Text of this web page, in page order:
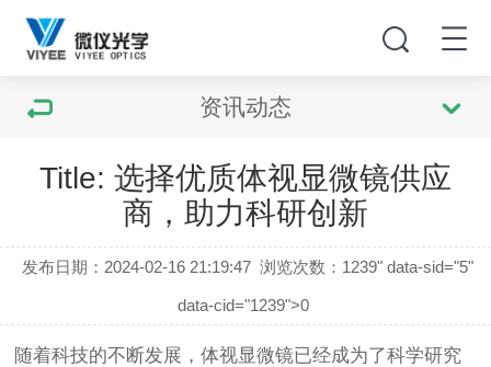
资讯动态
Title: 选择优质体视显微镜供应
商，助力科研创新
发布日期：2024-02-16 21:19:47 浏览次数： 1239" data-sid="5"
data-cid="1239">0
随着科技的不断发展，体视显微镜已经成为了科学研究